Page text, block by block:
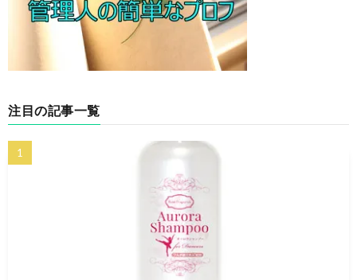
注目の記事一覧